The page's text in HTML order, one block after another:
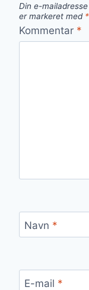
Din e-
er markeret med *
Kommentar *
Navn *
E-mail *